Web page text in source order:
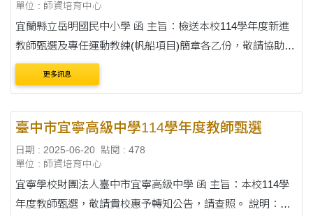
單位 : 師資培育中心
宜蘭縣立岳明國民中小學 函 主旨：檢送本校114學年度新進
教師甄選及專任運動教練(帆船項目)簡章各乙份，敬請協助公
告周知，並鼓勵貴校學子踴躍報考，請查照。 說明：依據宜
蘭縣政府114年6月5日府教體字第1140086....
更多訊息
臺中市宜寧高級中學114學年度教師甄選
日期 : 2025-06-20 點閱 : 478
單位 : 師資培育中心
宜寧學校財團法人臺中市宜寧高級中學 函 主旨：本校114學
年度教師甄選，敬請貴校惠予轉知公告，請查照。 說明：